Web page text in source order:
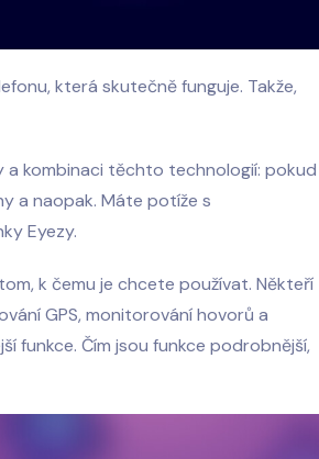
která skutečně funguje. Takže,
a kombinaci těchto technologií: pokud
a naopak. Máte potíže s
Eyezy.
k čemu je chcete používat. Někteří
GPS, monitorování hovorů a
funkce. Čím jsou funkce podrobnější,